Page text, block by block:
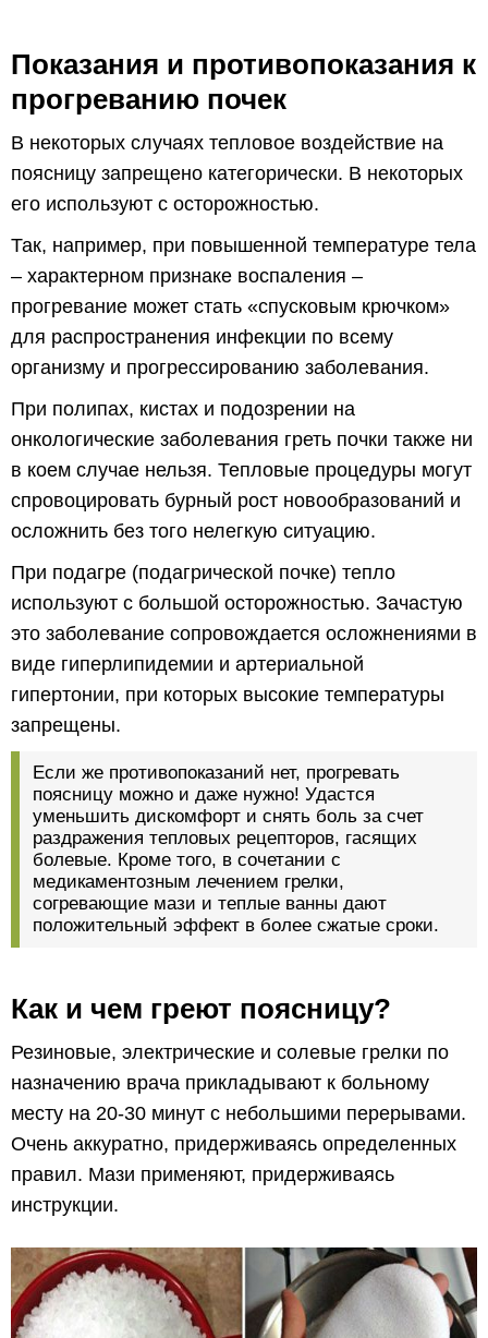
Показания и противопоказания к
прогреванию почек
В некоторых случаях тепловое воздействие на
поясницу запрещено категорически. В некоторых
его используют с осторожностью.
Так, например, при повышенной температуре тела
– характерном признаке воспаления –
прогревание может стать «спусковым крючком»
для распространения инфекции по всему
организму и прогрессированию заболевания.
При полипах, кистах и подозрении на
онкологические заболевания греть почки также ни
в коем случае нельзя. Тепловые процедуры могут
спровоцировать бурный рост новообразований и
осложнить без того нелегкую ситуацию.
При подагре (подагрической почке) тепло
используют с большой осторожностью. Зачастую
это заболевание сопровождается осложнениями в
виде гиперлипидемии и артериальной
гипертонии, при которых высокие температуры
запрещены.
Если же противопоказаний нет, прогревать
поясницу можно и даже нужно! Удастся
уменьшить дискомфорт и снять боль за счет
раздражения тепловых рецепторов, гасящих
болевые. Кроме того, в сочетании с
медикаментозным лечением грелки,
согревающие мази и теплые ванны дают
положительный эффект в более сжатые сроки.
Как и чем греют поясницу?
Резиновые, электрические и солевые грелки по
назначению врача прикладывают к больному
месту на 20-30 минут с небольшими перерывами.
Очень аккуратно, придерживаясь определенных
правил. Мази применяют, придерживаясь
инструкции.